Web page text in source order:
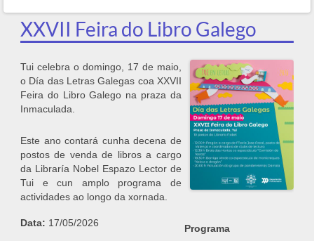
XXVII Feira do Libro Galego
Data: 17/05/2026
Tui celebra o domingo, 17 de maio,
o Día das Letras Galegas coa XXVII
Feira do Libro Galego na praza da
Inmaculada.
Este ano contará cunha decena de
postos de venda de libros a cargo
da Libraría Nobel Espazo Lector de
Tui e cun amplo programa de
actividades ao longo da xornada.
Programa